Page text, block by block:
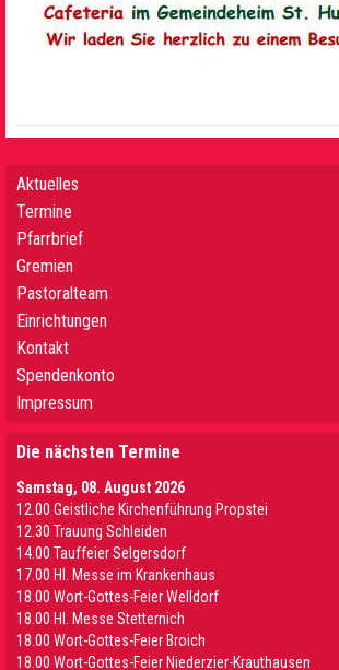
Aktuelles
Termine
Pfarrbrief
Gremien
Pastoralteam
Einrichtungen
Kontakt
Spendenkonto
Impressum
Die nächsten Termine
Samstag, 08. August 2026
12.00 Geistliche Kirchenführung Propstei
12.30 Trauung Schleiden
14.00 Tauffeier Selgersdorf
17.00 Hl. Messe im Krankenhaus
18.00 Wort-Gottes-Feier Welldorf
18.00 Hl. Messe Stetternich
18.00 Wort-Gottes-Feier Broich
18.00 Wort-Gottes-Feier Niederzier-Krauthausen